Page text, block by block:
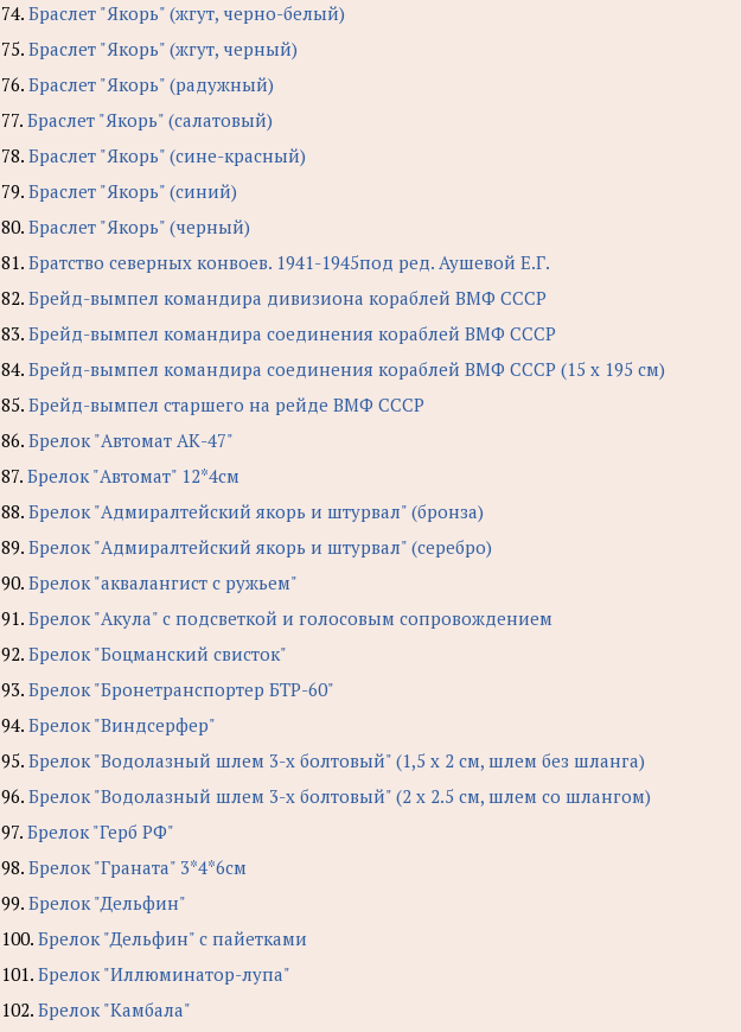
74. Браслет "Якорь" (жгут, черно-белый)
75. Браслет "Якорь" (жгут, черный)
76. Браслет "Якорь" (радужный)
77. Браслет "Якорь" (салатовый)
78. Браслет "Якорь" (сине-красный)
79. Браслет "Якорь" (синий)
80. Браслет "Якорь" (черный)
81. Братство северных конвоев. 1941-1945под ред. Аушевой Е.Г.
82. Брейд-вымпел командира дивизиона кораблей ВМФ СССР
83. Брейд-вымпел командира соединения кораблей ВМФ СССР
84. Брейд-вымпел командира соединения кораблей ВМФ СССР (15 х 195 см)
85. Брейд-вымпел старшего на рейде ВМФ СССР
86. Брелок "Автомат АК-47"
87. Брелок "Автомат" 12*4см
88. Брелок "Адмиралтейский якорь и штурвал" (бронза)
89. Брелок "Адмиралтейский якорь и штурвал" (серебро)
90. Брелок "аквалангист с ружьем"
91. Брелок "Акула" с подсветкой и голосовым сопровождением
92. Брелок "Боцманский свисток"
93. Брелок "Бронетранспортер БТР-60"
94. Брелок "Виндсерфер"
95. Брелок "Водолазный шлем 3-х болтовый" (1,5 х 2 см, шлем без шланга)
96. Брелок "Водолазный шлем 3-х болтовый" (2 х 2.5 см, шлем со шлангом)
97. Брелок "Герб РФ"
98. Брелок "Граната" 3*4*6см
99. Брелок "Дельфин"
100. Брелок "Дельфин" с пайетками
101. Брелок "Иллюминатор-лупа"
102. Брелок "Камбала"